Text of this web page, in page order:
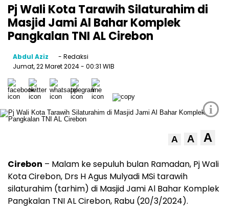
Pj Wali Kota Tarawih Silaturahim di
Masjid Jami Al Bahar Komplek
Pangkalan TNI AL Cirebon
Abdul Aziz
- Redaksi
Jumat, 22 Maret 2024- 00:31 WIB
i
A A A
Cirebon – Malam ke sepuluh bulan Ramadan, Pj Wali
Kota Cirebon, Drs H Agus Mulyadi MSi tarawih
silaturahim (tarhim) di Masjid Jami Al Bahar Komplek
Pangkalan TNI AL Cirebon, Rabu (20/3/2024).